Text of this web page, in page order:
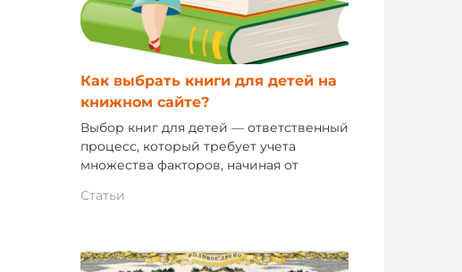
Как выбрать книги для детей на
книжном сайте?
Выбор книг для детей — ответственный
процесс, который требует учета
множества факторов, начиная от
Статьи